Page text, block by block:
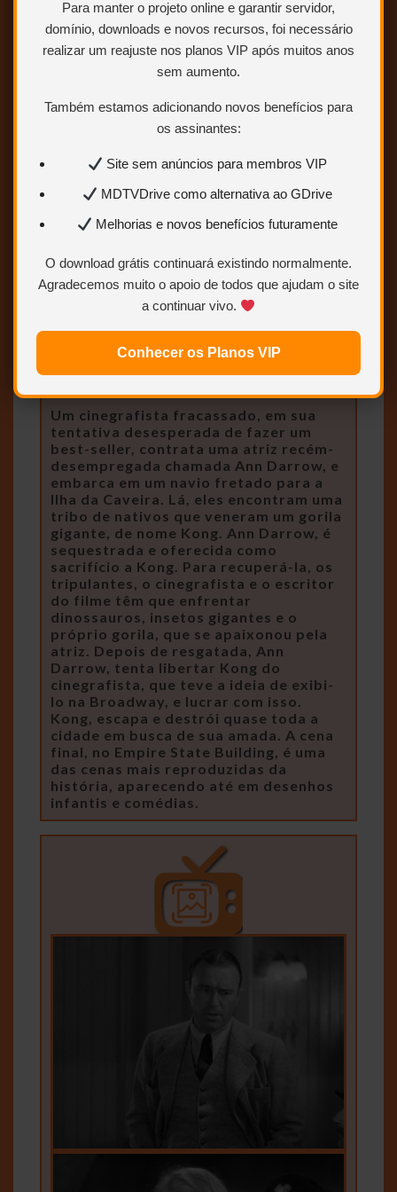
Para manter o projeto online e garantir servidor,
domínio, downloads e novos recursos, foi necessário
realizar um reajuste nos planos VIP após muitos anos
sem aumento.
Também estamos adicionando novos benefícios para
os assinantes:
Site sem anúncios para membros VIP
MDTVDrive como alternativa ao GDrive
Melhorias e novos benefícios futuramente
O download grátis continuará existindo normalmente.
Agradecemos muito o apoio de todos que ajudam o site
a continuar vivo.
Conhecer os Planos VIP
BAIXAR
Clique no botão “BAIXAR” e você
será redirecionado para a página
com os links de download.
,
Um cinegrafista fracassado, em sua
tentativa desesperada de fazer um
best-seller, contrata uma atriz recém-
desempregada chamada Ann Darrow, e
embarca em um navio fretado para a
Ilha da Caveira. Lá, eles encontram uma
tribo de nativos que veneram um gorila
gigante, de nome Kong. Ann Darrow, é
sequestrada e oferecida como
sacrifício a Kong. Para recuperá-la, os
tripulantes, o cinegrafista e o escritor
do filme têm que enfrentar
dinossauros, insetos gigantes e o
próprio gorila, que se apaixonou pela
atriz. Depois de resgatada, Ann
Darrow, tenta libertar Kong do
cinegrafista, que teve a ideia de exibi-
lo na Broadway, e lucrar com isso.
Kong, escapa e destrói quase toda a
cidade em busca de sua amada. A cena
final, no Empire State Building, é uma
das cenas mais reproduzidas da
história, aparecendo até em desenhos
infantis e comédias.